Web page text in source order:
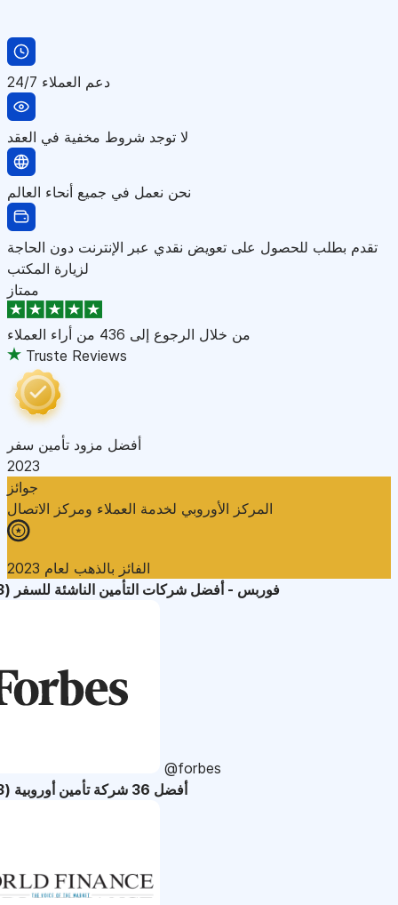
دعم العملاء 24/7
لا توجد شروط مخفية في العقد
نحن نعمل في جميع أنحاء العالم
تقدم بطلب للحصول على تعويض نقدي عبر الإنترنت دون الحاجة
لزيارة المكتب
ممتاز
من خلال الرجوع إلى 436 من أراء العملاء
Truste Reviews
أفضل مزود تأمين سفر
2023
جوائز
المركز الأوروبي لخدمة العملاء ومركز الاتصال
الفائز بالذهب لعام 2023
فوربس - أفضل شركات التأمين الناشئة للسفر (2023)
@forbes
أفضل 36 شركة تأمين أوروبية (2023)